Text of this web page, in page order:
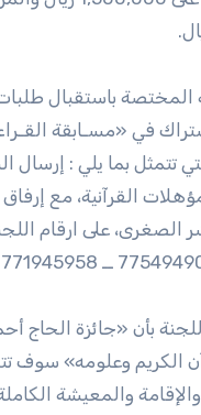
المختصة باستقبال
في «مسـابقة
تتمثل بما يلي : إرسال
القرآنية، مع
الصغرى، على ارقام
بأن «جائزة الحاج
الكريم وعلومه» سوف
والمعيشة